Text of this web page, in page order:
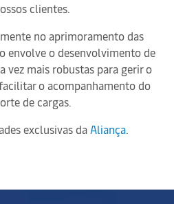
clientes.
no aprimoramento das
envolve o desenvolvimento de
vez mais robustas para gerir o
o acompanhamento do
de cargas.
exclusivas daAliança.